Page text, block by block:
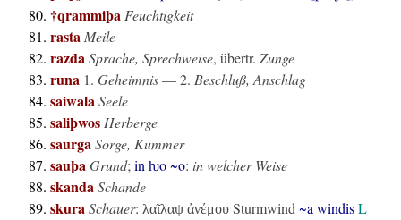
†qrammiþa Feuchtigkeit
rasta Meile
razdaSprache, Sprechweise, übertr. Zunge
runa 1. Geheimnis— 2. Beschluß, Anschlag
saiwalaSeele
saliþwos Herberge
saurgaSorge, Kummer
sauþaGrund; in ƕo ~o: in welcher Weise
skandaSchande
skuraSchauer: λαῖλαψ ἀνέμου Sturmwind ~a windisL